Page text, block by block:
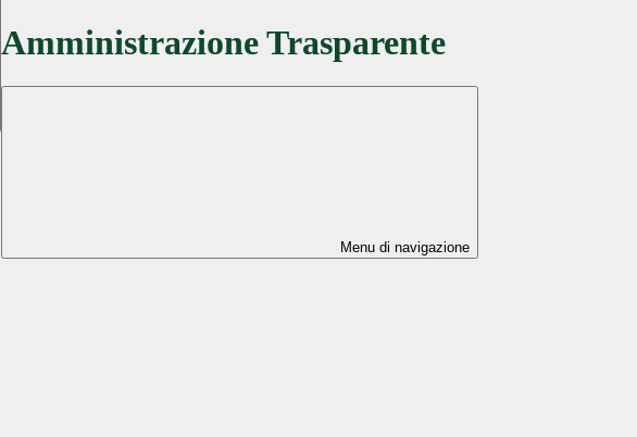
Amministrazione Trasparente
Menu di navigazione